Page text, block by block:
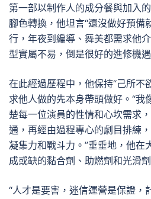
第一部以制作人的成分餐與加入
腳色轉換，他坦言“還沒做好預備
行，年夜到編導、舞美都需求他
型實屬不易，倒是很好的進修機
在此經過歷程中，他保持“己所不
求他人做的先本身帶頭做好。“我
楚每一位演員的性情和心坎需求
通，再經由過程專心的劇目排練
凝集力和戰斗力。”垂垂地，他在
成或缺的黏合劑、助燃劑和光滑劑
“人才是要害，迷信運營是保證，